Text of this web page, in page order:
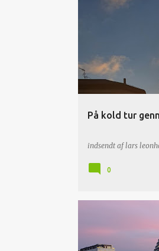
På kold tur
indsendt aflars
0